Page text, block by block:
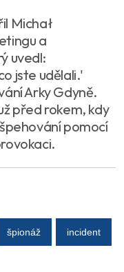
Michał
a
uvedl:
jste udělali.'
Arky Gdyně.
před rokem, kdy
pomocí
špionáž incident